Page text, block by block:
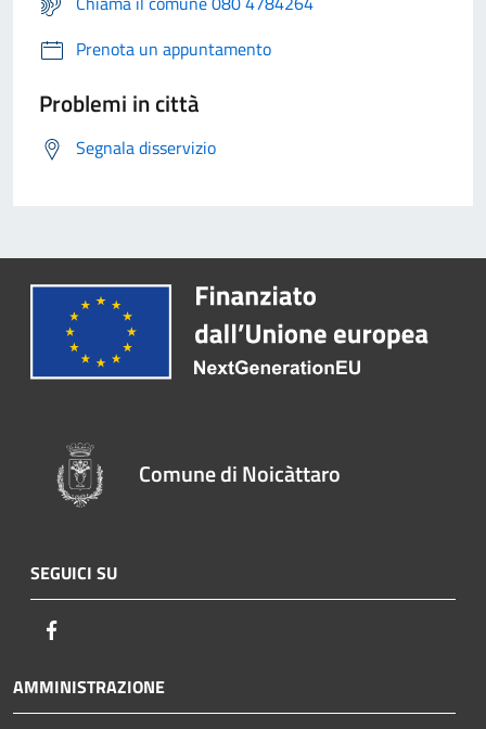
Prenota un appuntamento
Problemi in città
Segnala disservizio
Comune di Noicàttaro
SEGUICI SU
AMMINISTRAZIONE